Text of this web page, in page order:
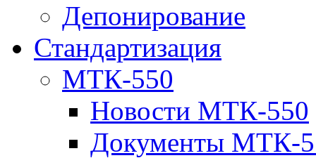
Депонирование
Стандартизация
МТК-550
Новости МТК-550
Документы МТК-